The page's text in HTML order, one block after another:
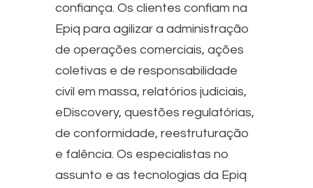
confiança. Os clientes confiam na
Epiq para agilizar a administração
de operações comerciais, ações
coletivas e de responsabilidade
civil em massa, relatórios judiciais,
eDiscovery, questões regulatórias,
de conformidade, reestruturação
e falência. Os especialistas no
assunto e as tecnologias da Epiq